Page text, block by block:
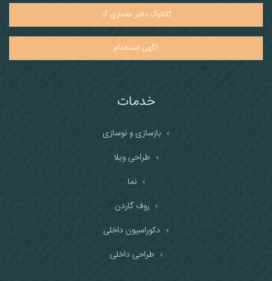
کاتالوگ دفتر معماری آد
آگهی استخدام
خدمات
بازسازی و نوسازی
طراحی ویلا
نما
روف گاردن
دکوراسیون داخلی
طراحی داخلی